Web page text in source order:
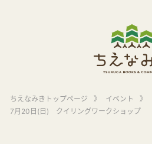
ちえなみきトップページ 》 イベント
》
7月20日(日) クイリングワークショップ